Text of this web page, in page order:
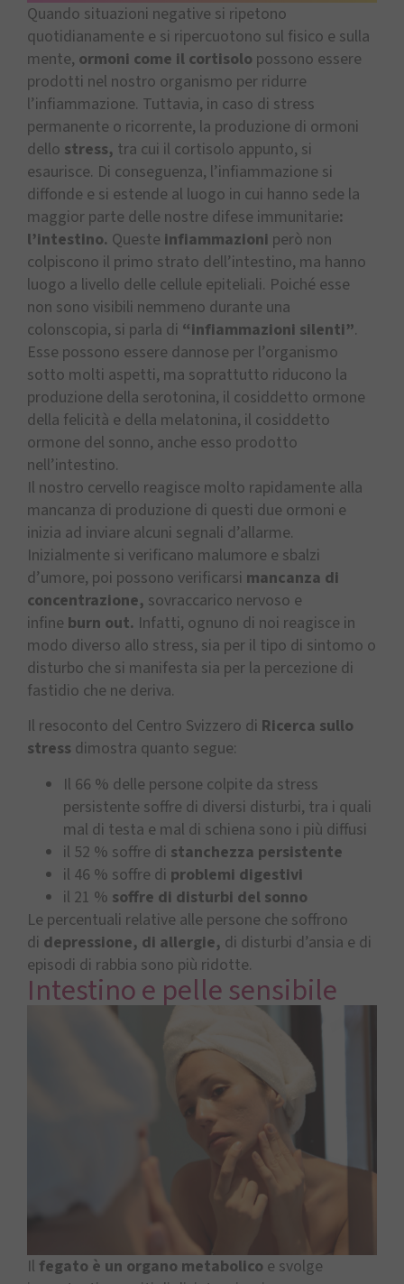
Quando situazioni negative si ripetono
quotidianamente e si ripercuotono sul fisico e sulla
mente, ormoni come il cortisolo possono essere
prodotti nel nostro organismo per ridurre
l’infiammazione. Tuttavia, in caso di stress
permanente o ricorrente, la produzione di ormoni
dello stress, tra cui il cortisolo appunto, si
esaurisce. Di conseguenza, l’infiammazione si
diffonde e si estende al luogo in cui hanno sede la
maggior parte delle nostre difese immunitarie:
l’intestino. Queste infiammazioni però non
colpiscono il primo strato dell’intestino, ma hanno
luogo a livello delle cellule epiteliali. Poiché esse
non sono visibili nemmeno durante una
colonscopia, si parla di “infiammazioni silenti”.
Esse possono essere dannose per l’organismo
sotto molti aspetti, ma soprattutto riducono la
produzione della serotonina, il cosiddetto ormone
della felicità e della melatonina, il cosiddetto
ormone del sonno, anche esso prodotto
nell’intestino.
Il nostro cervello reagisce molto rapidamente alla
mancanza di produzione di questi due ormoni e
inizia ad inviare alcuni segnali d’allarme.
Inizialmente si verificano malumore e sbalzi
d’umore, poi possono verificarsi mancanza di
concentrazione, sovraccarico nervoso e
infine burn out. Infatti, ognuno di noi reagisce in
modo diverso allo stress, sia per il tipo di sintomo o
disturbo che si manifesta sia per la percezione di
fastidio che ne deriva.
Il resoconto del Centro Svizzero di Ricerca sullo
stress dimostra quanto segue:
Il 66 % delle persone colpite da stress
persistente soffre di diversi disturbi, tra i quali
mal di testa e mal di schiena sono i più diffusi
il 52 % soffre di stanchezza persistente
il 46 % soffre di problemi digestivi
il 21 % soffre di disturbi del sonno
Le percentuali relative alle persone che soffrono
di depressione, di allergie, di disturbi d’ansia e di
episodi di rabbia sono più ridotte.
Intestino e pelle sensibile
Il fegato è un organo metabolico e svolge